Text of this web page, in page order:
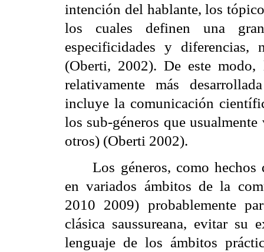
intención del hablante, los
los cuales definen una
especificidades y
(Oberti, 2002). De este
relativamente más
incluye la comunicación
los sub-géneros que
otros) (Oberti 2002).
Los géneros, como
en variados ámbitos de la
2010 2009) probablemente
clásica saussureana, evitar su
lenguaje de los ámbitos